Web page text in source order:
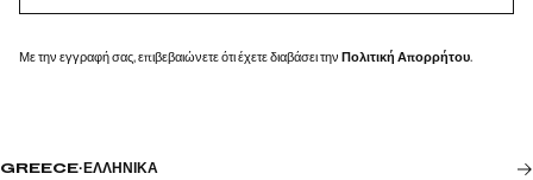
Με την εγγραφή σας, επιβεβαιώνετε ότι έχετε διαβάσει την Πολιτική Απορρήτου.
GREECE· ΕΛΛΗΝΙΚΆ